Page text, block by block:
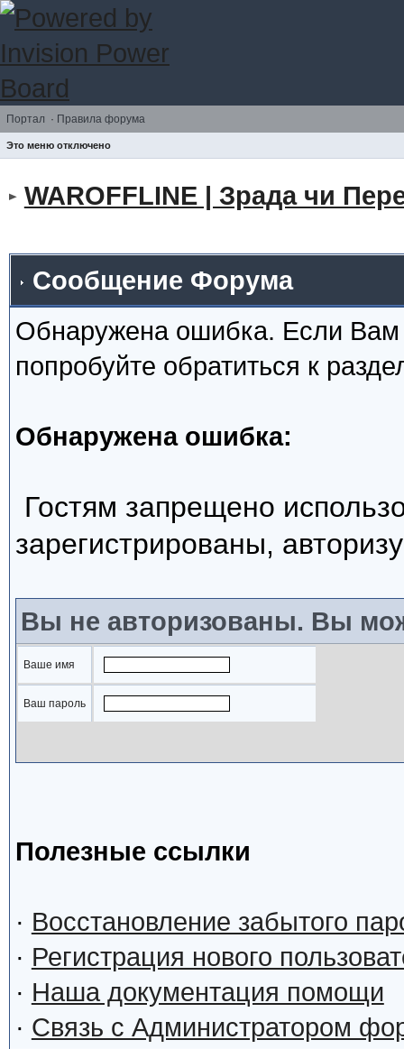
Портал · Правила форума
Это меню отключено
WAROFFLINE | Зрада чи
Сообщение Форума
Обнаружена ошибка. Если
попробуйте обратиться к
Обнаружена ошибка:
Гостям запрещено
зарегистрированы,
Вы не авторизованы. Вы
Ваше имя
Ваш пароль
Полезные ссылки
· Восстановление забытого
· Регистрация нового
· Наша документация помощи
· Связь с Администратором